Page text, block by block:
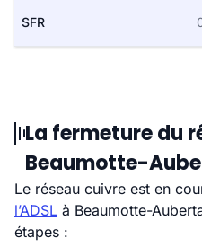
SFR
La fermeture du
Beaumotte-
Le réseau cuivre est en
l’ADSL à Beaumotte-
étapes :